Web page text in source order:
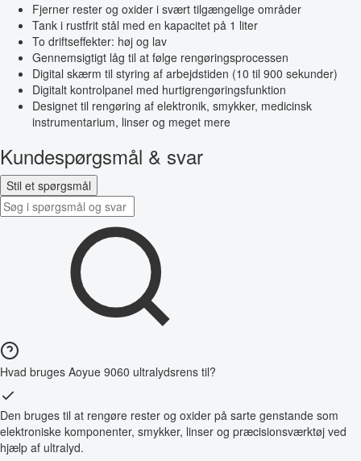
Fjerner rester og oxider i svært tilgængelige områder
Tank i rustfrit stål med en kapacitet på 1 liter
To driftseffekter: høj og lav
Gennemsigtigt låg til at følge rengøringsprocessen
Digital skærm til styring af arbejdstiden (10 til 900 sekunder)
Digitalt kontrolpanel med hurtigrengøringsfunktion
Designet til rengøring af elektronik, smykker, medicinsk
instrumentarium, linser og meget mere
Kundespørgsmål & svar
Stil et spørgsmål
Hvad bruges Aoyue 9060 ultralydsrens til?
Den bruges til at rengøre rester og oxider på sarte genstande som
elektroniske komponenter, smykker, linser og præcisionsværktøj ved
hjælp af ultralyd.